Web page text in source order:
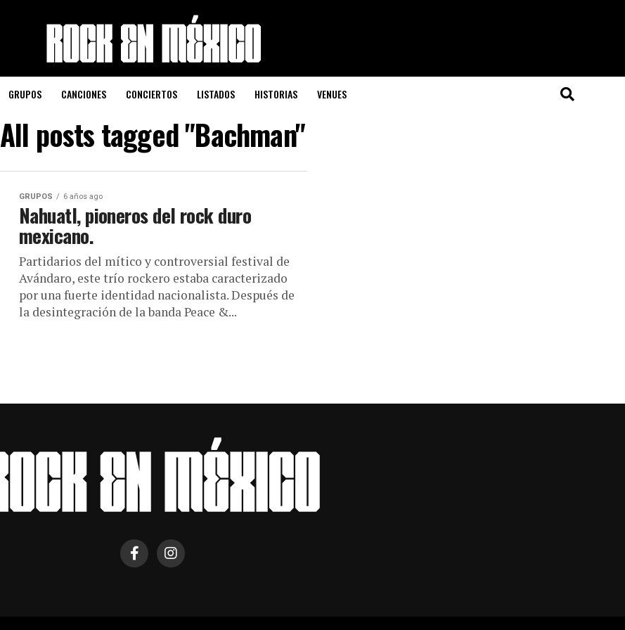
GRUPOS CANCIONES CONCIERTOS LISTADOS HISTORIAS VENUES
All posts tagged "Bachman"
GRUPOS 6 años ago
Nahuatl, pioneros del rock duro
mexicano.
Partidarios del mítico y controversial festival de
Avándaro, este trío rockero estaba caracterizado
por una fuerte identidad nacionalista. Después de
la desintegración de la banda Peace &...